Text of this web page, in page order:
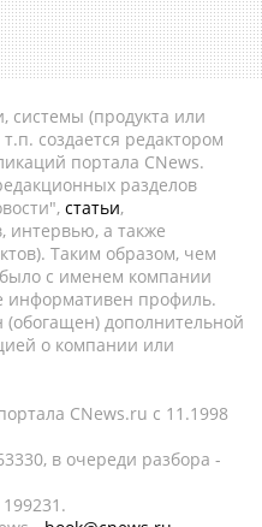
(продукта или
создается редактором
портала CNews.
разделов
статьи,
интервью, а также
Таким образом, чем
с именем компании
информативен профиль.
дополнительной
о компании или
CNews.ru c 11.1998
в очереди разбора -